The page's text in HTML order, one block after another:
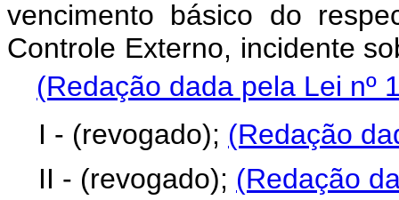
vencimento básico do
Controle Externo, incidente
(Redação dada pela Lei nº
I - (revogado); (Redação
II - (revogado); (Redação